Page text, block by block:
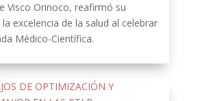
Visco Orinoco, reafirmó su
excelencia de la salud al celebrar
Médico-Científica.